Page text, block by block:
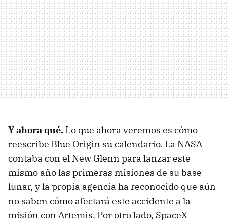
Y ahora qué. Lo que ahora veremos es cómo
reescribe Blue Origin su calendario. La NASA
contaba con el New Glenn para lanzar este
mismo año las primeras misiones de su base
lunar, y la propia agencia ha reconocido que aún
no saben cómo afectará este accidente a la
misión con Artemis. Por otro lado, SpaceX